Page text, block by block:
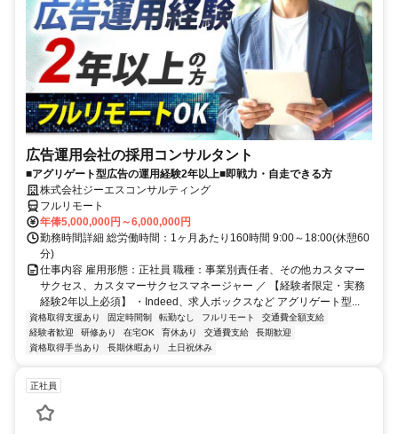
広告運用会社の採用コンサルタント
■アグリゲート型広告の運用経験2年以上■即戦力・自走できる方
株式会社ジーエスコンサルティング
フルリモート
年俸5,000,000円～6,000,000円
勤務時間詳細 総労働時間：1ヶ月あたり160時間 9:00～18:00(休憩60
分)
仕事内容 雇用形態：正社員 職種：事業別責任者、その他カスタマー
サクセス、カスタマーサクセスマネージャー ／ 【経験者限定・実務
経験2年以上必須】 ・Indeed、求人ボックスなど アグリゲート型...
資格取得支援あり 固定時間制 転勤なし フルリモート
交通費全額支給
経験者歓迎
研修あり 在宅OK 育休あり 交通費支給
長期歓迎
資格取得手当あり
長期休暇あり 土日祝休み
正社員